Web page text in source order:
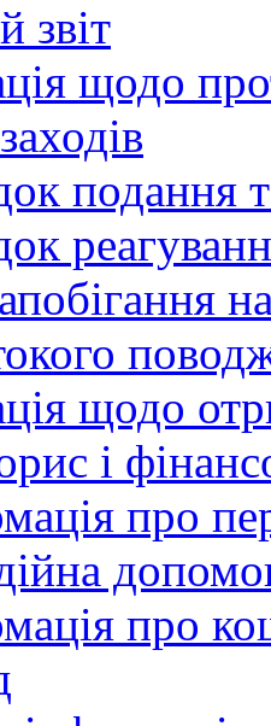
звіт
щодо
подання
щодо
і
про
про